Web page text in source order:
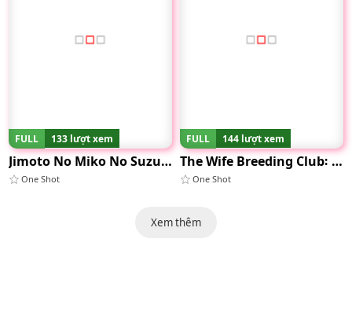
FULL 133 lượt xem
Jimoto No Miko No Suzune-san Owaranai Houshi Matsuri Hen
One Shot
FULL 144 lượt xem
The Wife Breeding Club꞉ Misaki's Fertilization Diary
One Shot
Xem thêm